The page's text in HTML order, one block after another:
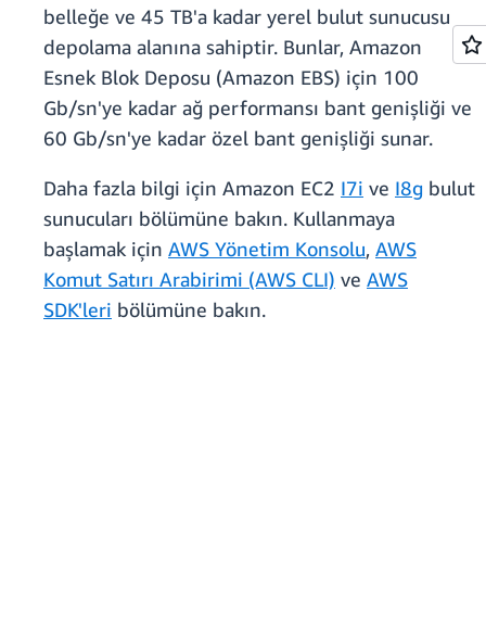
belleğe ve 45 TB'a kadar yerel bulut sunucusu
depolama alanına sahiptir. Bunlar, Amazon
Esnek Blok Deposu (Amazon EBS) için 100
Gb/sn'ye kadar ağ performansı bant genişliği ve
60 Gb/sn'ye kadar özel bant genişliği sunar.
Daha fazla bilgi için Amazon EC2 I7i ve I8g bulut
sunucuları bölümüne bakın. Kullanmaya
başlamak için AWS Yönetim Konsolu, AWS
Komut Satırı Arabirimi (AWS CLI) ve AWS
SDK'leri bölümüne bakın.